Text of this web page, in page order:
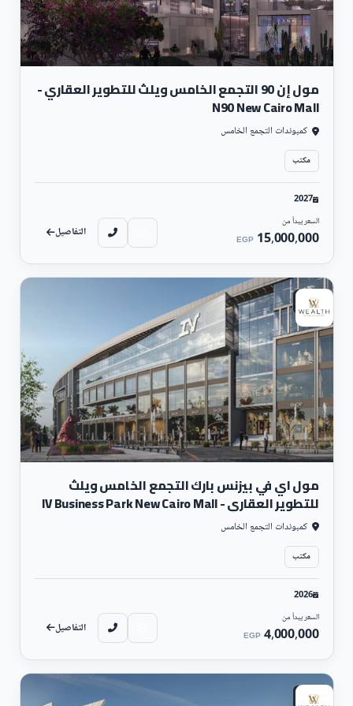
مول إن 90 التجمع الخامس ويلث للتطوير العقاري -
N90 New Cairo Mall
كمبوندات التجمع الخامس
مكتب
2027
السعر يبدأ من
15,000,000
EGP التفاصيل
تجارى
مول اي في بيزنس بارك التجمع الخامس ويلث
للتطوير العقاري - IV Business Park New Cairo Mall
كمبوندات التجمع الخامس
مكتب
2026
السعر يبدأ من
4,000,000
EGP التفاصيل
تجارى